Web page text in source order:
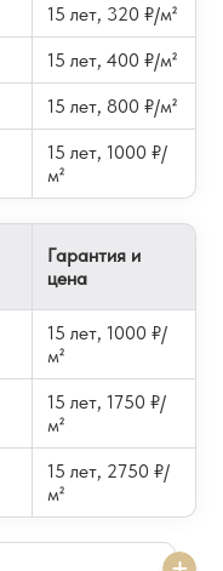
15 лет, 320 ₽/м²
15 лет, 400 ₽/м²
15 лет, 800 ₽/м²
15 лет, 1000 ₽/
м²
Гарантия и
цена
15 лет, 1000 ₽/
м²
15 лет, 1750 ₽/
м²
15 лет, 2750 ₽/
м²